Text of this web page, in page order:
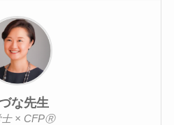
な先生
士 × CFPⓇ